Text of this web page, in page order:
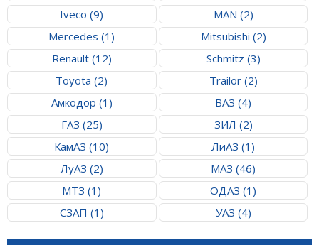
Iveco (9)
MAN (2)
Mercedes (1)
Mitsubishi (2)
Renault (12)
Schmitz (3)
Toyota (2)
Trailor (2)
Амкодор (1)
ВАЗ (4)
ГАЗ (25)
ЗИЛ (2)
КамАЗ (10)
ЛиАЗ (1)
ЛуАЗ (2)
МАЗ (46)
МТЗ (1)
ОДАЗ (1)
СЗАП (1)
УАЗ (4)